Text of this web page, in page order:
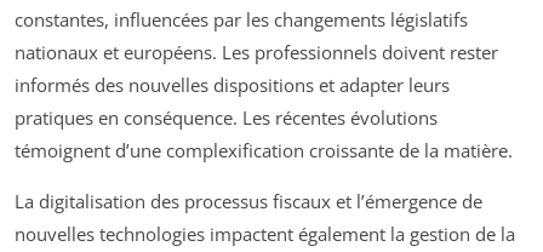
constantes, influencées par les changements législatifs
nationaux et européens. Les professionnels doivent rester
informés des nouvelles dispositions et adapter leurs
pratiques en conséquence. Les récentes évolutions
témoignent d’une complexification croissante de la matière.
La digitalisation des processus fiscaux et l’émergence de
nouvelles technologies impactent également la gestion de la